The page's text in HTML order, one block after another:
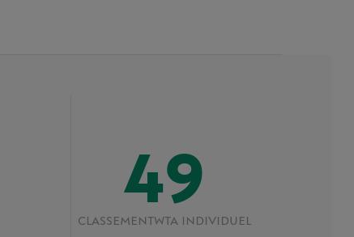
49
CLASSEMENT WTA INDIVIDUEL